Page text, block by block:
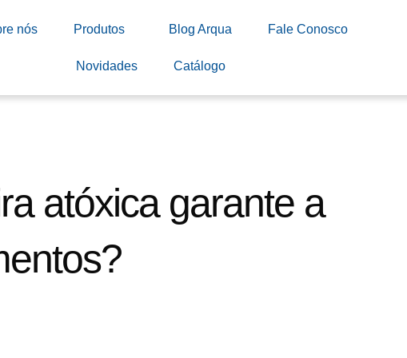
nós Produtos Blog Arqua Fale Conosco
Novidades Catálogo
atóxica garante a